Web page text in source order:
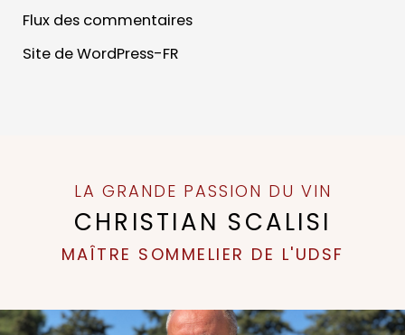
Flux des commentaires
Site de WordPress-FR
LA GRANDE PASSION DU VIN
CHRISTIAN SCALISI
MAÎTRE SOMMELIER DE L'UDSF